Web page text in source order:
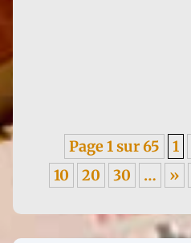
Page 1 sur 65 1
10
20 30 … »